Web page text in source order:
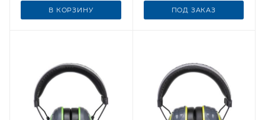
В КОРЗИНУ ПОД ЗАКАЗ